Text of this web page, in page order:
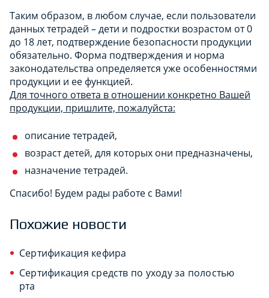
Таким образом, в любом случае, если пользователи
данных тетрадей – дети и подростки возрастом от 0
до 18 лет, подтверждение безопасности продукции
обязательно. Форма подтверждения и норма
законодательства определяется уже особенностями
продукции и ее функцией.
Для точного ответа в отношении конкретно Вашей
продукции, пришлите, пожалуйста:
описание тетрадей,
возраст детей, для которых они предназначены,
назначение тетрадей.
Спасибо! Будем рады работе с Вами!
Похожие новости
Сертификация кефира
Сертификация средств по уходу за полостью
рта